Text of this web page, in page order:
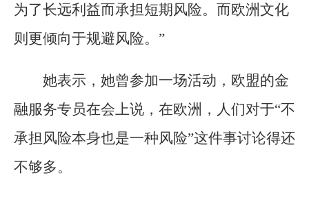
为了长远利益而承担短期风险。而欧洲文化
则更倾向于规避风险。”
她表示，她曾参加一场活动，欧盟的金
融服务专员在会上说，在欧洲，人们对于“不
承担风险本身也是一种风险”这件事讨论得还
不够多。